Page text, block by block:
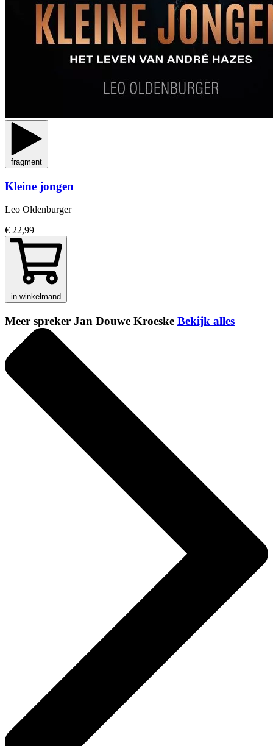
fragment
Kleine jongen
Leo Oldenburger
€ 22,99
in winkelmand
Meer spreker Jan Douwe Kroeske Bekijk alles